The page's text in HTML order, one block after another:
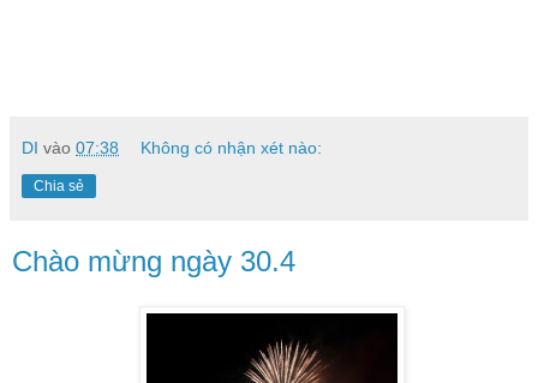
DI vào 07:38 Không có nhận xét nào:
Chia sẻ
Chào mừng ngày 30.4